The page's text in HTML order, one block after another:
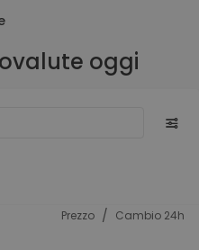
oggi
Prezzo / Cambio 24h